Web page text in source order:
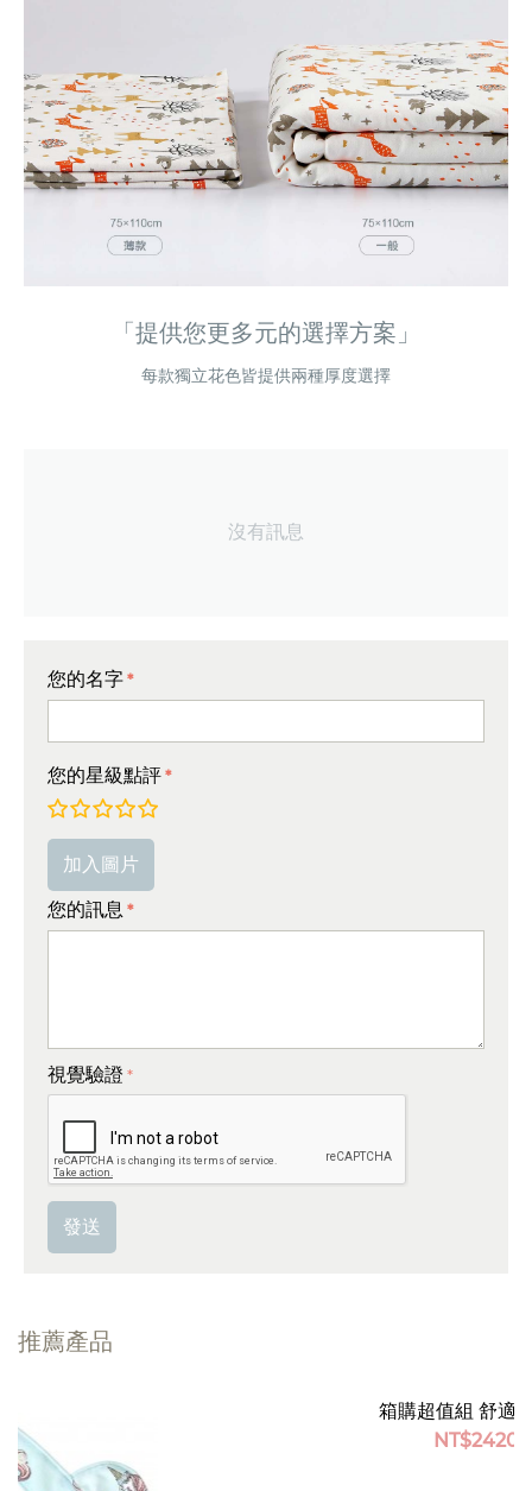
「提供您更多元的選擇方案」
每款獨立花色皆提供兩種厚度選擇
沒有訊息
您的名字
您的星級點評
非常好
平均
較差
非常差
加入圖片
您的訊息
視覺驗證
發送
推薦產品